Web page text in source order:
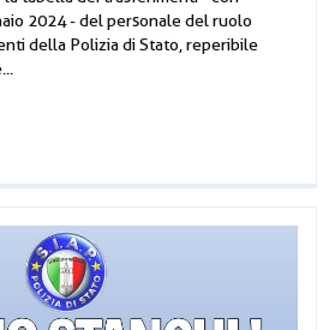
2024 - del personale del ruolo
della Polizia di Stato, reperibile